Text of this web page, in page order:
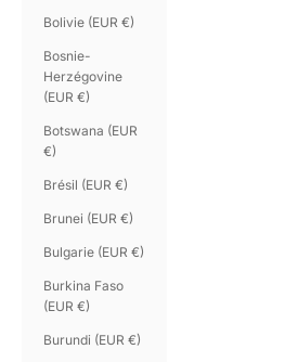
Bolivie (EUR €)
Bosnie-
Herzégovine
(EUR €)
Botswana (EUR
€)
Brésil (EUR €)
Brunei (EUR €)
Bulgarie (EUR €)
Burkina Faso
(EUR €)
Burundi (EUR €)